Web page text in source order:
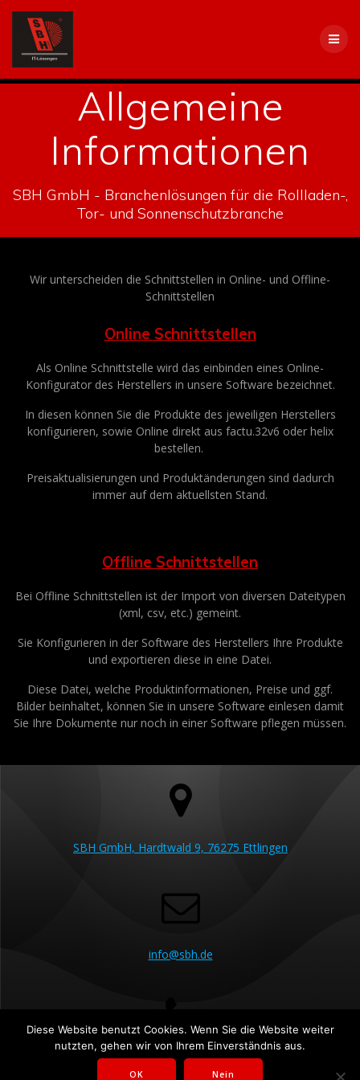
Allgemeine
Informationen
SBH GmbH - Branchenlösungen für die Rollladen-,
Tor- und Sonnenschutzbranche
Wir unterscheiden die Schnittstellen in Online- und Offline-
Schnittstellen
Online Schnittstellen
Als Online Schnittstelle wird das einbinden eines Online-
Konfigurator des Herstellers in unsere Software bezeichnet.
In diesen können Sie die Produkte des jeweiligen Herstellers
konfigurieren, sowie Online direkt aus factu.32v6 oder helix
bestellen.
Preisaktualisierungen und Produktänderungen sind dadurch
immer auf dem aktuellsten Stand.
Offline Schnittstellen
Bei Offline Schnittstellen ist der Import von diversen Dateitypen
(xml, csv, etc.) gemeint.
Sie Konfigurieren in der Software des Herstellers Ihre Produkte
und exportieren diese in eine Datei.
Diese Datei, welche Produktinformationen, Preise und ggf.
Bilder beinhaltet, können Sie in unsere Software einlesen damit
Sie Ihre Dokumente nur noch in einer Software pflegen müssen.
SBH GmbH, Hardtwald 9, 76275 Ettlingen
info@sbh.de
07243 5230 60
Diese Website benutzt Cookies. Wenn Sie die Website weiter
nutzten, gehen wir von Ihrem Einverständnis aus.
OK Nein